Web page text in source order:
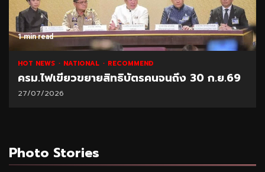
1 min read
HOT NEWS NATIONAL RECOMMEND
ครม.ไฟเขียวขยายสิทธิบัตรคนจนถึง 30 ก.ย.69
27/07/2026
Photo Stories